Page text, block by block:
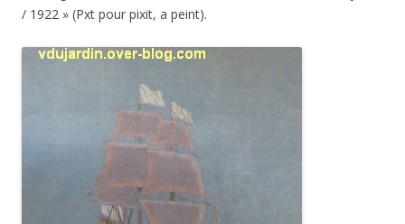
/ 1922 » (Pxt pour pixit, a peint).